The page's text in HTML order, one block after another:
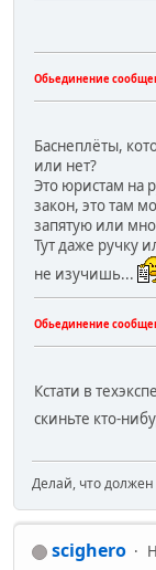
Обьединение
Баснеплёты,
или нет?
Это юристам на
закон, это там
запятую или
Тут даже ручку
не изучишь...
Обьединение
Кстати в
скиньте кто-
Делай, что должен
scighero